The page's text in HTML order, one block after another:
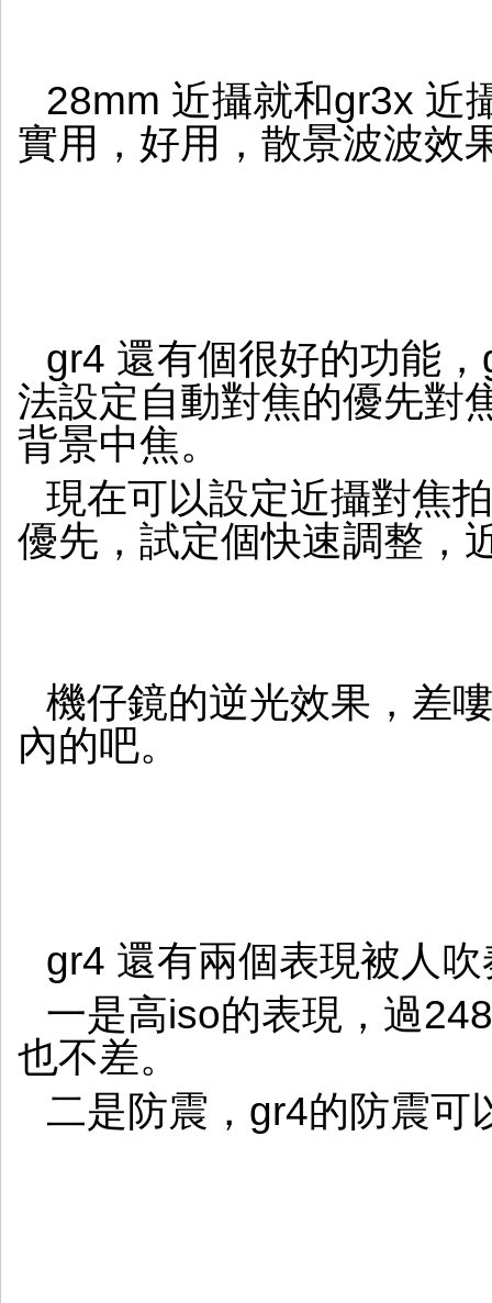
28mm 近攝就和gr3x 近
實用，好用，散景波波效
gr4 還有個很好的功能
法設定自動對焦的優先對
背景中焦。
現在可以設定近攝對焦
優先，試定個快速調整，
機仔鏡的逆光效果，差
內的吧。
gr4 還有兩個表現被人
一是高iso的表現，過
也不差。
二是防震，gr4的防震可